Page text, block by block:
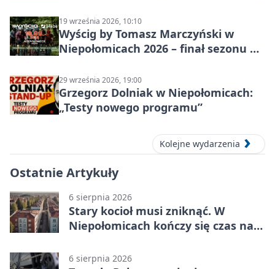
19 września 2026, 10:10
Wyścig by Tomasz Marczyński w
Niepołomicach 2026 – finał sezonu na
29 września 2026, 19:00
Grzegorz Dolniak w Niepołomicach:
„Testy nowego programu”
Kolejne wydarzenia
Ostatnie Artykuły
6 sierpnia 2026
Stary kocioł musi zniknąć. W
Niepołomicach kończy się czas na
6 sierpnia 2026